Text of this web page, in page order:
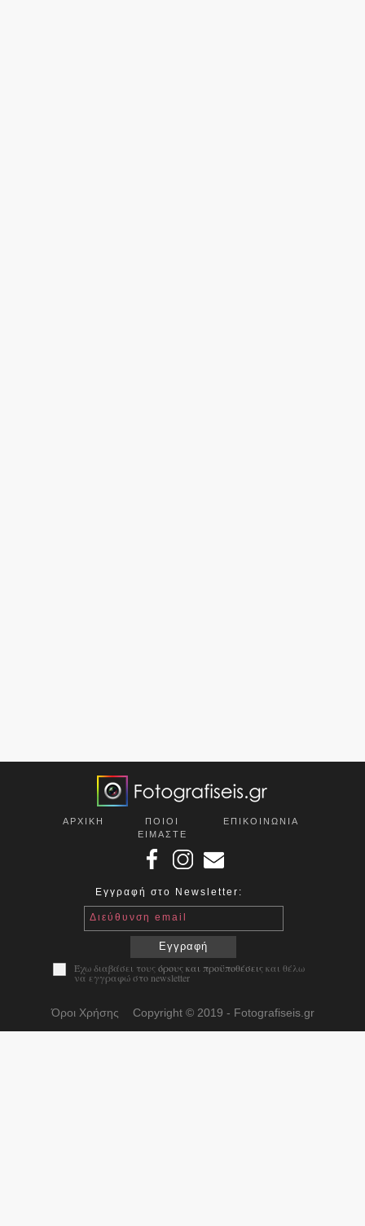
ΑΡΧΙΚΗ
ΠΟΙΟΙ
ΕΙΜΑΣΤΕ
ΕΠΙΚOΙΝΩΝΙΑ
Εγγραφή στο Newsletter:
Διεύθυνση email
Εγγραφή
Έχω διαβάσει τους όρους και προϋποθέσειςκαι θέλω
να εγγραφώ στο newsletter
Όροι Χρήσης Copyright © 2019 - Fotografiseis.gr